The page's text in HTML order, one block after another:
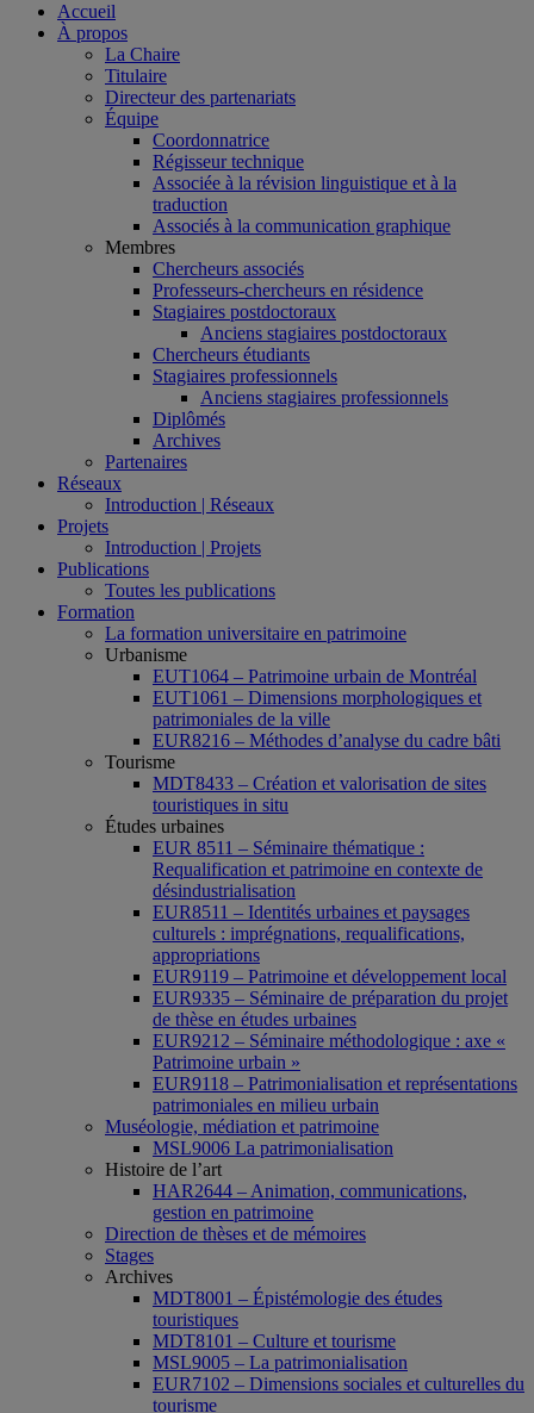
Accueil
À propos
La Chaire
Titulaire
Directeur des partenariats
Équipe
Coordonnatrice
Régisseur technique
Associée à la révision linguistique et à la
traduction
Associés à la communication graphique
Membres
Chercheurs associés
Professeurs-chercheurs en résidence
Stagiaires postdoctoraux
Anciens stagiaires postdoctoraux
Chercheurs étudiants
Stagiaires professionnels
Anciens stagiaires professionnels
Diplômés
Archives
Partenaires
Réseaux
Introduction | Réseaux
Projets
Introduction | Projets
Publications
Toutes les publications
Formation
La formation universitaire en patrimoine
Urbanisme
EUT1064 – Patrimoine urbain de Montréal
EUT1061 – Dimensions morphologiques et
patrimoniales de la ville
EUR8216 – Méthodes d’analyse du cadre bâti
Tourisme
MDT8433 – Création et valorisation de sites
touristiques in situ
Études urbaines
EUR 8511 – Séminaire thématique :
Requalification et patrimoine en contexte de
désindustrialisation
EUR8511 – Identités urbaines et paysages
culturels : imprégnations, requalifications,
appropriations
EUR9119 – Patrimoine et développement local
EUR9335 – Séminaire de préparation du projet
de thèse en études urbaines
EUR9212 – Séminaire méthodologique : axe «
Patrimoine urbain »
EUR9118 – Patrimonialisation et représentations
patrimoniales en milieu urbain
Muséologie, médiation et patrimoine
MSL9006 La patrimonialisation
Histoire de l’art
HAR2644 – Animation, communications,
gestion en patrimoine
Direction de thèses et de mémoires
Stages
Archives
MDT8001 – Épistémologie des études
touristiques
MDT8101 – Culture et tourisme
MSL9005 – La patrimonialisation
EUR7102 – Dimensions sociales et culturelles du
tourisme